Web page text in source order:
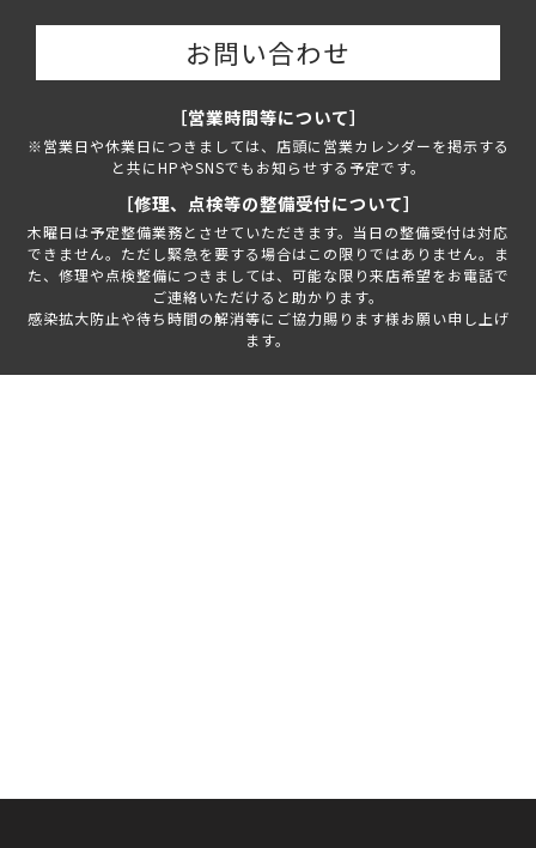
お問い合わせ
［営業時間等について］
※営業日や休業日につきましては、店頭に営業カレンダーを掲示する
と共にHPやSNSでもお知らせする予定です。
［修理、点検等の整備受付について］
木曜日は予定整備業務とさせていただきます。当日の整備受付は対応
できません。ただし緊急を要する場合はこの限りではありません。ま
た、修理や点検整備につきましては、可能な限り来店希望をお電話で
ご連絡いただけると助かります。
感染拡大防止や待ち時間の解消等にご協力賜ります様お願い申し上げ
ます。